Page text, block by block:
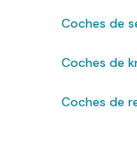
Coches de
Coches de
Coches de